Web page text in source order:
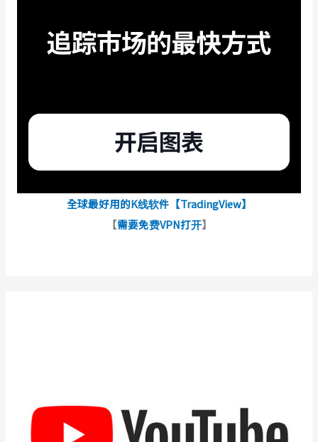
全球最好用的K线软件【TradingView】
【需要免费VPN打开】